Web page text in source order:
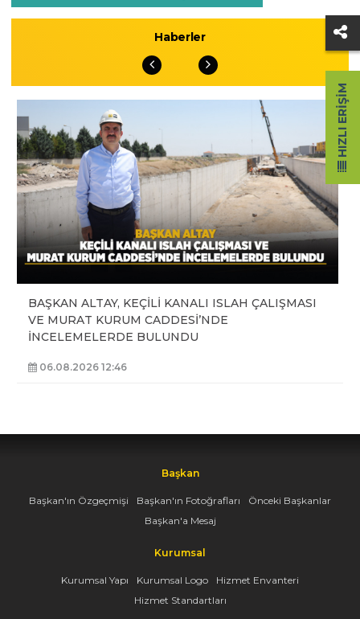
Haberler
BAŞKAN ALTAY, KEÇİLİ KANALI ISLAH ÇALIŞMASI
VE MURAT KURUM CADDESİ’NDE
İNCELEMELERDE BULUNDU
06.08.2026 12:46
Başkan
Başkan'ın Özgeçmişi Başkan'ın Fotoğrafları
Önceki Başkanlar
Başkan'a Mesaj
Kurumsal
Kurumsal Yapı Kurumsal Logo
Hizmet Envanteri
Hizmet Standartları
HIZLI ERIŞIM